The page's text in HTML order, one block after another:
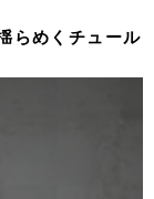
らめくチュール